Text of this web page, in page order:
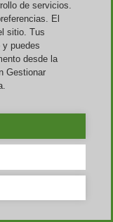
obtener los mejores
de tu hogar.
descuento
te interesa ahorrar en
dedicada a la marca
a cualquier
ofertas que incluyen
verás descontado.
de servicios.
El
sitio. Tus
puedes
desde la
Gestionar